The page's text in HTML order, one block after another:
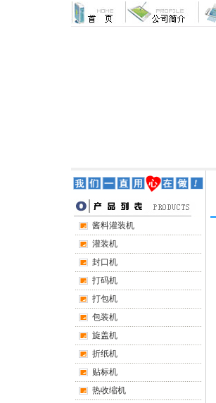
酱料灌装机
灌装机
封口机
打码机
打包机
包装机
旋盖机
折纸机
贴标机
热收缩机